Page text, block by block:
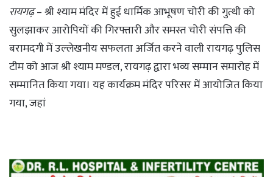
रायगढ़– श्री श्याम मंदिर में हुई धार्मिक आभूषण चोरी की गुत्थी को
सुलझाकर आरोपियों की गिरफ्तारी और समस्त चोरी संपत्ति की
बरामदगी में उल्लेखनीय सफलता अर्जित करने वाली रायगढ़ पुलिस
टीम को आज श्री श्याम मण्डल, रायगढ़ द्वारा भव्य सम्मान समारोह में
सम्मानित किया गया। यह कार्यक्रम मंदिर परिसर में आयोजित किया
गया, जहां